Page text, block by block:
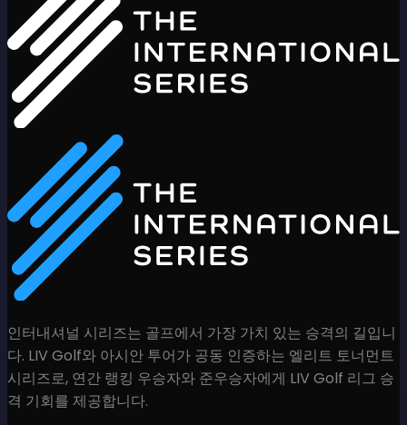
인터내셔널 시리즈는 골프에서 가장 가치 있는 승격의 길입니
다. LIV Golf와 아시안 투어가 공동 인증하는 엘리트 토너먼트
시리즈로, 연간 랭킹 우승자와 준우승자에게 LIV Golf 리그 승
격 기회를 제공합니다.